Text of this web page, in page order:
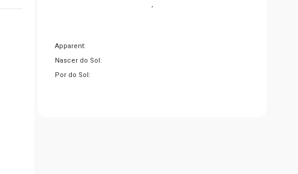
,
Apparent:
Nascer do Sol:
Por do Sol: